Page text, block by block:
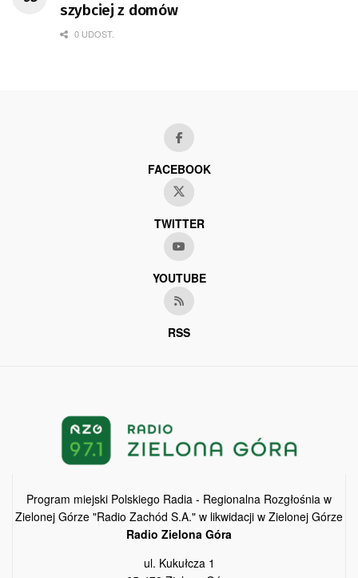
szybciej z domów
0 UDOST.
FACEBOOK
TWITTER
YOUTUBE
RSS
Program miejski Polskiego Radia - Regionalna Rozgłośnia w
Zielonej Górze "Radio Zachód S.A." w likwidacji w Zielonej Górze
Radio Zielona Góra
ul. Kukułcza 1